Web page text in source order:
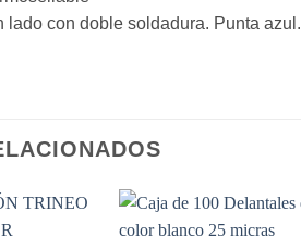
lado con doble soldadura. Punta azul.